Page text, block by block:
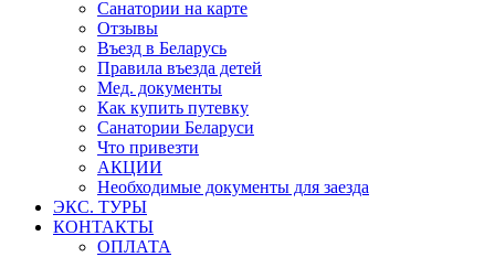
Санатории на карте
Отзывы
Въезд в Беларусь
Правила въезда детей
Мед. документы
Как купить путевку
Санатории Беларуси
Что привезти
АКЦИИ
Необходимые документы для заезда
ЭКС. ТУРЫ
КОНТАКТЫ
ОПЛАТА